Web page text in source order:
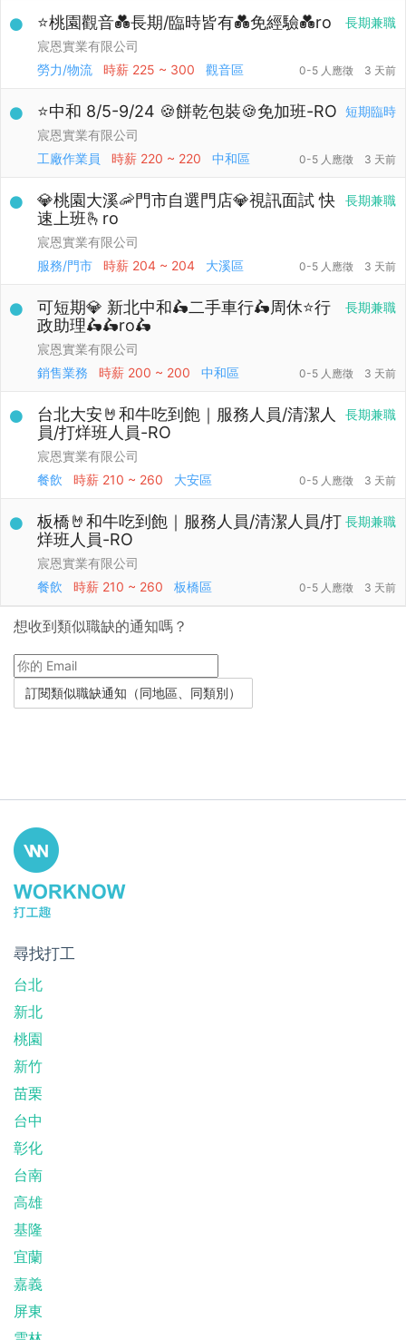
長期兼職
⭐桃園觀音💑長期/臨時皆有💑免經驗💑ro
宸恩實業有限公司
勞力/物流
時薪 225 ~ 300 觀音區 0-5 人應徵 3 天前
短期臨時
⭐中和 8/5-9/24 🍪餅乾包裝🍪免加班-RO
宸恩實業有限公司
工廠作業員
時薪 220 ~ 220 中和區 0-5 人應徵 3 天前
長期兼職
💎桃園大溪🦐門市自選門店💎視訊面試 快
速上班🫰ro
宸恩實業有限公司
服務/門市
時薪 204 ~ 204 大溪區 0-5 人應徵 3 天前
長期兼職
可短期💎 新北中和🛵二手車行🛵周休⭐行
政助理🛵🛵ro🛵
宸恩實業有限公司
銷售業務
時薪 200 ~ 200 中和區 0-5 人應徵 3 天前
長期兼職
台北大安🤘和牛吃到飽｜服務人員/清潔人
員/打烊班人員-RO
宸恩實業有限公司
餐飲
時薪 210 ~ 260 大安區 0-5 人應徵 3 天前
長期兼職
板橋🤘和牛吃到飽｜服務人員/清潔人員/打
烊班人員-RO
宸恩實業有限公司
餐飲
時薪 210 ~ 260 板橋區 0-5 人應徵 3 天前
想收到類似職缺的通知嗎？
尋找打工
台北
新北
桃園
新竹
苗栗
台中
彰化
台南
高雄
基隆
宜蘭
嘉義
屏東